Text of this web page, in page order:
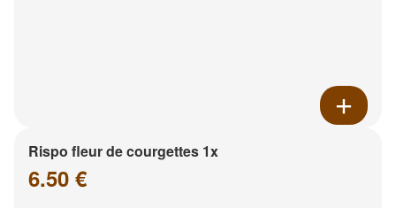
Rispo fleur de courgettes 1x
6.50 €